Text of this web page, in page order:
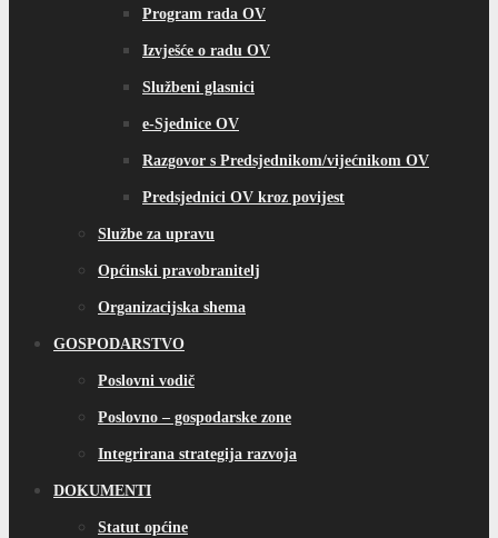
Program rada OV
Izvješće o radu OV
Službeni glasnici
e-Sjednice OV
Razgovor s Predsjednikom/vijećnikom OV
Predsjednici OV kroz povijest
Službe za upravu
Općinski pravobranitelj
Organizacijska shema
GOSPODARSTVO
Poslovni vodič
Poslovno – gospodarske zone
Integrirana strategija razvoja
DOKUMENTI
Statut općine